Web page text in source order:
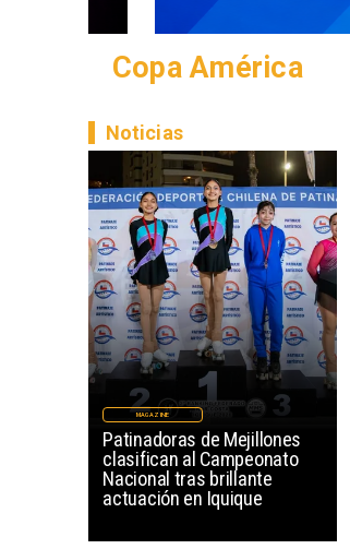
Copa América
Patinadoras de Mejillones
clasifican al Campeonato
Nacional tras brillante
actuación en Iquique
MAGAZINE
Noticias